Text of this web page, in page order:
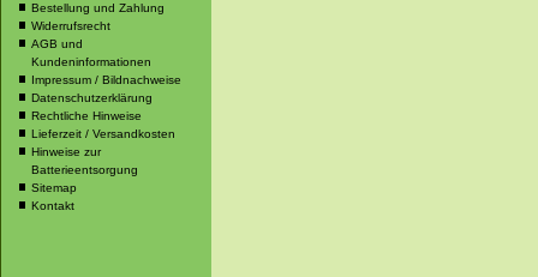
Bestellung und Zahlung
Widerrufsrecht
AGB und
Kundeninformationen
Impressum / Bildnachweise
Datenschutzerklärung
Rechtliche Hinweise
Lieferzeit / Versandkosten
Hinweise zur
Batterieentsorgung
Sitemap
Kontakt